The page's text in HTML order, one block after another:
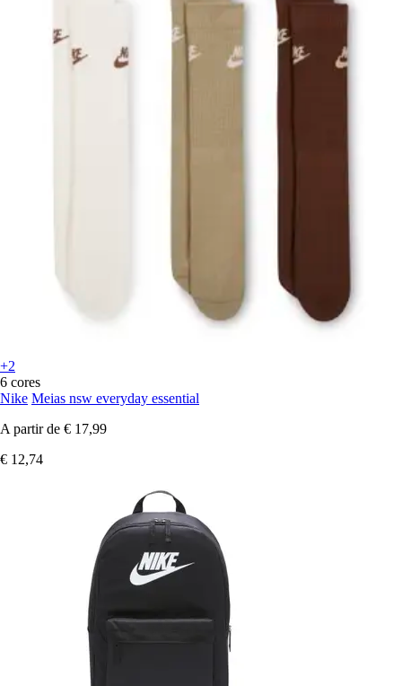
+2
6 cores
Nike Meias nsw everyday essential
A partir de € 17,99
€ 12,74